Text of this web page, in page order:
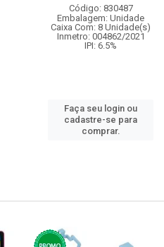
Código: 830487
Embalagem: Unidade
Caixa Com: 8 Unidade(s)
Inmetro: 004862/2021
IPI: 6.5%
Faça seu login ou
cadastre-se para
comprar.